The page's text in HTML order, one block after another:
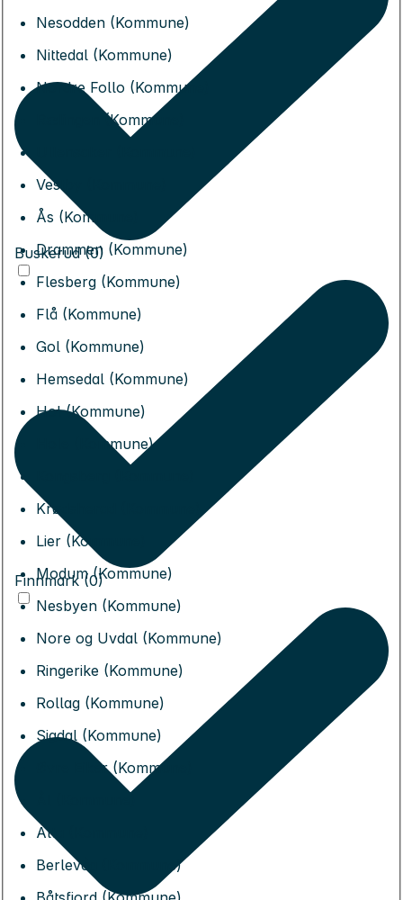
Nesodden (Kommune)
Nittedal (Kommune)
Nordre Follo (Kommune)
Rælingen (Kommune)
Vestby (Kommune)
Ås (Kommune)
Drammen (Kommune)
Flesberg (Kommune)
Flå (Kommune)
Gol (Kommune)
Hemsedal (Kommune)
Hol (Kommune)
Hole (Kommune)
Krødsherad (Kommune)
Lier (Kommune)
Modum (Kommune)
Nesbyen (Kommune)
Nore og Uvdal (Kommune)
Ringerike (Kommune)
Rollag (Kommune)
Sigdal (Kommune)
Øvre Eiker (Kommune)
Alta (Kommune)
Berlevåg (Kommune)
Buskerud (0)
Finnmark (0)